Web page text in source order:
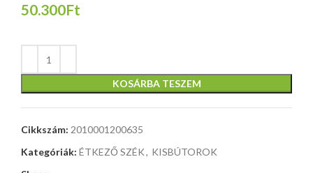
50.300Ft
KOSÁRBA TESZEM
Cikkszám: 2010001200635
Kategóriák: ÉTKEZŐ SZÉK, KISBÚTOROK